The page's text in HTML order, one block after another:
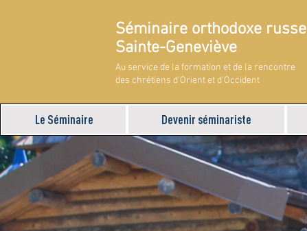
Séminaire orthodoxe russe
Sainte-Geneviève
Au service de la formation et de la rencontre
des chrétiens d'Orient et d'Occident
Le Séminaire Devenir séminariste